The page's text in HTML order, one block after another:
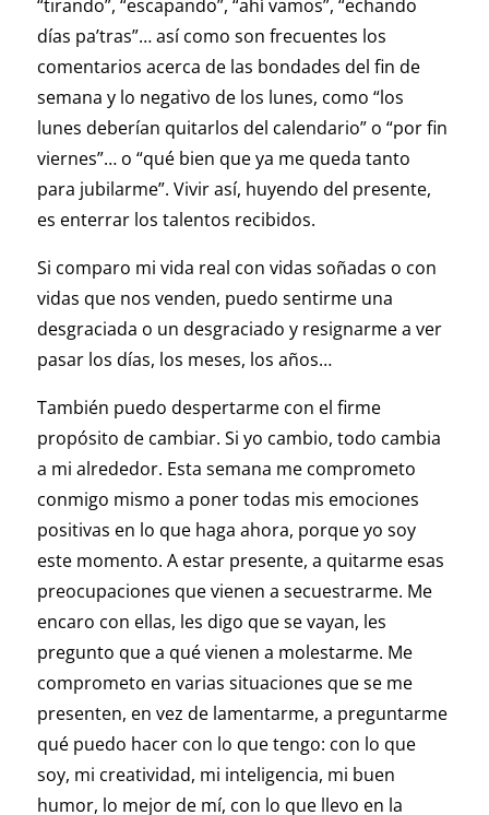
“tirando”, “escapando”, “ahí vamos”, “echando
días pa’tras”… así como son frecuentes los
comentarios acerca de las bondades del fin de
semana y lo negativo de los lunes, como “los
lunes deberían quitarlos del calendario” o “por fin
viernes”… o “qué bien que ya me queda tanto
para jubilarme”. Vivir así, huyendo del presente,
es enterrar los talentos recibidos.
Si comparo mi vida real con vidas soñadas o con
vidas que nos venden, puedo sentirme una
desgraciada o un desgraciado y resignarme a ver
pasar los días, los meses, los años…
También puedo despertarme con el firme
propósito de cambiar. Si yo cambio, todo cambia
a mi alrededor. Esta semana me comprometo
conmigo mismo a poner todas mis emociones
positivas en lo que haga ahora, porque yo soy
este momento. A estar presente, a quitarme esas
preocupaciones que vienen a secuestrarme. Me
encaro con ellas, les digo que se vayan, les
pregunto que a qué vienen a molestarme. Me
comprometo en varias situaciones que se me
presenten, en vez de lamentarme, a preguntarme
qué puedo hacer con lo que tengo: con lo que
soy, mi creatividad, mi inteligencia, mi buen
humor, lo mejor de mí, con lo que llevo en la